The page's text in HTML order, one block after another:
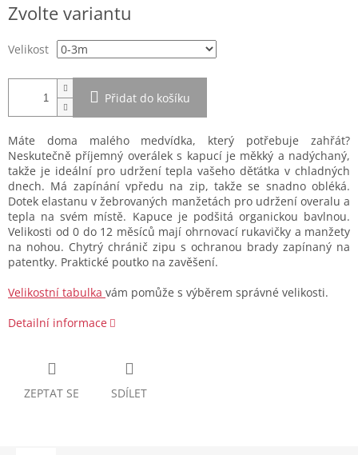
cena:
Zvolte variantu
Velikost
Přidat do košíku
Máte doma malého medvídka, který potřebuje zahřát?
Neskutečně příjemný overálek s kapucí je měkký a nadýchaný,
takže je ideální pro udržení tepla vašeho děťátka v chladných
dnech. Má zapínání vpředu na zip, takže se snadno obléká.
Dotek elastanu v žebrovaných manžetách pro udržení overalu a
tepla na svém místě. Kapuce je podšitá organickou bavlnou.
Velikosti od 0 do 12 měsíců mají ohrnovací rukavičky a manžety
na nohou. Chytrý chránič zipu s ochranou brady zapínaný na
patentky. Praktické poutko na zavěšení.
Velikostní tabulka vám pomůže s výběrem správné velikosti.
Detailní informace
ZEPTAT SE SDÍLET